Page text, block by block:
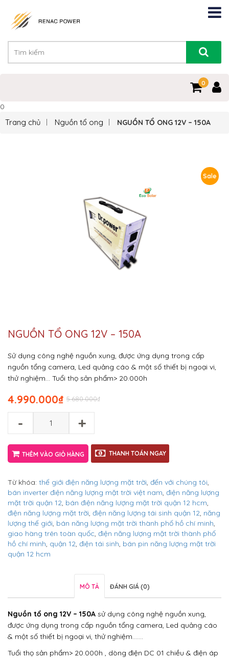
0
0
Trang chủ Nguồn tổ ong NGUỒN TỔ ONG 12V – 150A
Sale
NGUỒN TỔ ONG 12V – 150A
Sử dụng công nghệ nguồn xung, được ứng dụng trong cấp
nguồn tổng camera, Led quảng cáo & một số thiết bị ngoại vi,
thử nghiệm… Tuổi thọ sản phẩm> 20.000h
₫
5.680.000
₫
4.990.000
- +
THÊM VÀO GIỎ HÀNG THANH TOÁN NGAY
Từ khóa: thế giới điện năng lượng mặt trời, đến với chúng tôi,
bán inverter điện năng lượng mặt trời việt nam, điện năng lượng
mặt trời quận 12, bán điện năng lượng mặt trời quận 12 hcm,
điện năng lượng mặt trời, điện năng lượng tái sinh quận 12, năng
lượng thế giới, bán năng lượng mặt trời thành phố hồ chí minh,
giao hàng trên toàn quốc, điện năng lượng mặt trời thành phố
hồ chí minh, quận 12, điện tái sinh, bán pin năng lượng mặt trời
quận 12 hcm
MÔ TẢ ĐÁNH GIÁ (0)
Nguồn tổ ong 12V – 150A sử dụng công nghệ nguồn xung,
được ứng dụng trong cấp nguồn tổng camera, Led quảng cáo
& một số thiết bị ngoại vi, thử nghiệm…….
Tuổi thọ sản phẩm> 20.000h , dòng điện DC 01 chiều & điện áp